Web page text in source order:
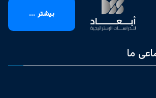
بیشتر ...
ما